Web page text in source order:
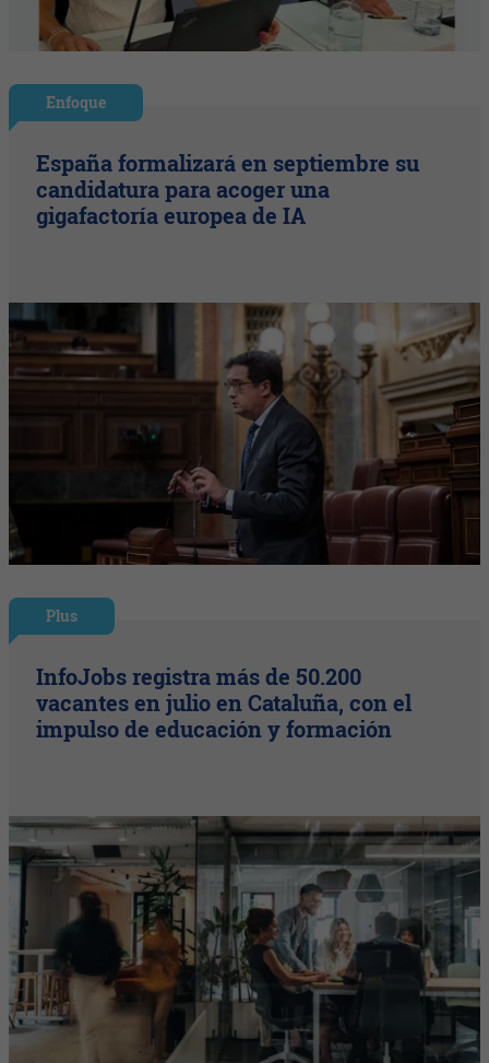
Enfoque
España formalizará en septiembre su
candidatura para acoger una
gigafactoría europea de IA
Plus
InfoJobs registra más de 50.200
vacantes en julio en Cataluña, con el
impulso de educación y formación